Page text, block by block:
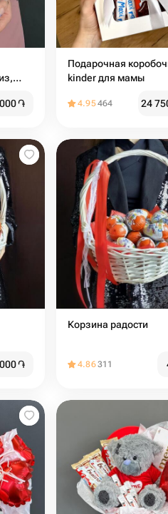
֏
Подарочная
kinder для мамы
4.95464 24
֏
Корзина радости
4.86311